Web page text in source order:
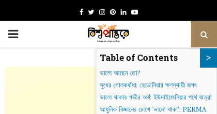
Facebook
TwitterInstagram
Pinterest
LinkedinYoutube
PRIMARY
Table of Contents
ভালো আছেন তো?
সুখের গোলকধাঁধা: হেডোনিয়ার ক্ষণস্থায়ী জগৎ
ভালো থাকার গভীর অর্থ: ইউদাইমোনিয়ার পথে যাত্রা
আধুনিক বিজ্ঞানের চোখে ‘ভালো থাকা’: PERMA